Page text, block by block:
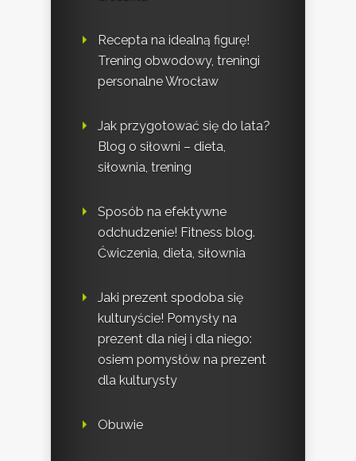
Recepta na idealną figurę!
Trening obwodowy, treningi
personalne Wrocław
Jak przygotować się do lata?
Blog o siłowni – dieta,
siłownia, trening
Sposób na efektywne
odchudzenie! Fitness blog.
Ćwiczenia, dieta, siłownia
Jaki prezent spodoba się
kulturyście! Pomysły na
prezent dla niej i dla niego:
osiem pomysłów na prezent
dla kulturysty
Obuwie